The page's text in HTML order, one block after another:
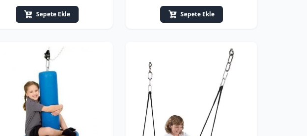
Sepete Ekle Sepete Ekle